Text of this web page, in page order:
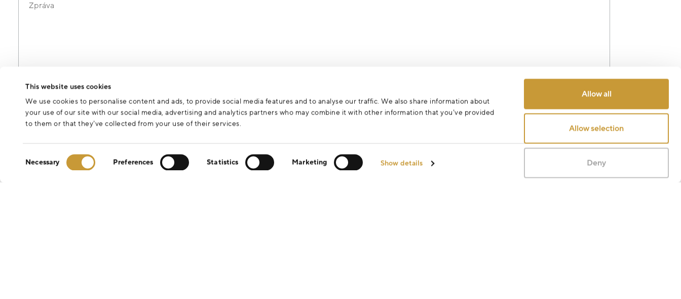
This website uses cookies
We use cookies to personalise content and ads, to provide social media features and to analyse our traffic. We also share information about
your use of our site with our social media, advertising and analytics partners who may combine it with other information that you’ve provided
to them or that they’ve collected from your use of their services.
Necessary Preferences Statistics Marketing Show details
Allow all
Allow selection
Deny
Zpráva